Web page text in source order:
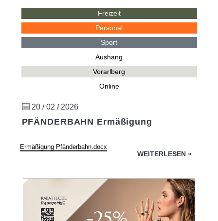
Freizeit
Personal
Sport
Aushang
Vorarlberg
Online
20 / 02 / 2026
PFÄNDERBAHN Ermäßigung
Ermäßigung Pfänderbahn.docx
WEITERLESEN »